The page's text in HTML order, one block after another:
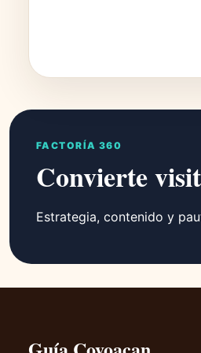
FACTORÍA 360
Convierte
Estrategia, contenido y